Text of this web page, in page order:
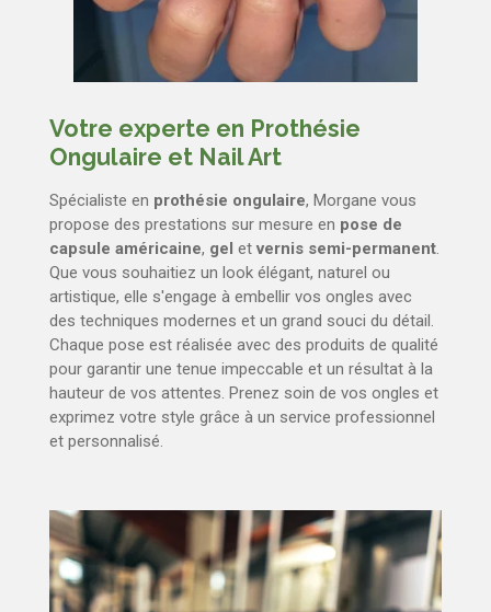
Votre experte en Prothésie
Ongulaire et Nail Art
Spécialiste en prothésie ongulaire, Morgane vous
propose des prestations sur mesure en pose de
capsule américaine, gel etvernis semi-permanent.
Que vous souhaitiez un look élégant, naturel ou
artistique, elle s'engage à embellir vos ongles avec
des techniques modernes et un grand souci du détail.
Chaque pose est réalisée avec des produits de qualité
pour garantir une tenue impeccable et un résultat à la
hauteur de vos attentes. Prenez soin de vos ongles et
exprimez votre style grâce à un service professionnel
et personnalisé.